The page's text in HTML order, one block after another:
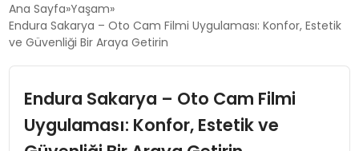
SUWEN’IN İSTIHDAM MODELI EKONOMIDE KADIN
TANYER YAPI ZEMIN MÜHENDISLIĞINDE HEDEF
BÜYÜTTÜ
Ana Sayfa Yaşam
Endura Sakarya – Oto Cam Filmi Uygulaması: Konfor, Estetik
ve Güvenliği Bir Araya Getirin
Endura Sakarya – Oto Cam Filmi
Uygulaması: Konfor, Estetik ve